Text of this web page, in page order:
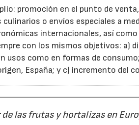
promoción en el punto de
o envíos especiales a
internacionales, así
con los mismos objetivos: a)
como en formas de
España; y c) incremento del
las frutas y hortalizas en